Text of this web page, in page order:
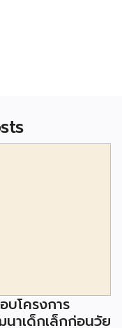
โครงการ
าเด็กเล็กก่อนวัย